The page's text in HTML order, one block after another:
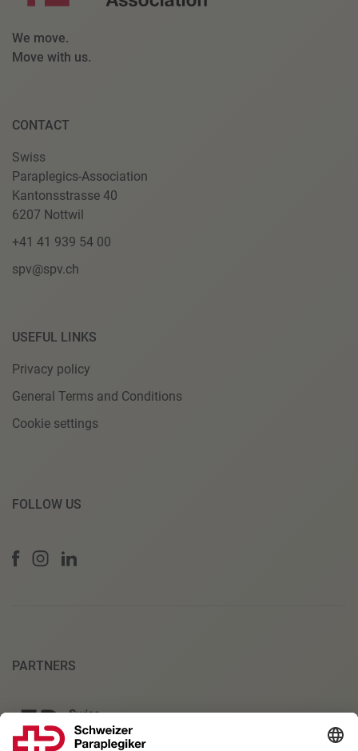
We move.
Move with us.
CONTACT
Swiss
Paraplegics-Association
Kantonsstrasse 40
6207 Nottwil
+41 41 939 54 00
spv@spv.ch
USEFUL LINKS
Privacy policy
General Terms and Conditions
Cookie settings
FOLLOW US
PARTNERS